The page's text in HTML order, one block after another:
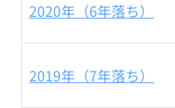
2020年（6年落ち）
2019年（7年落ち）